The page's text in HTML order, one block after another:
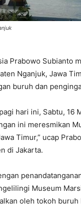
Prabowo Subianto
Nganjuk, Jawa
buruh dan
hari ini, Sabtu, 16
ini meresmikan
Timur,” ucap
di Jakarta.
Museum
oleh tokoh